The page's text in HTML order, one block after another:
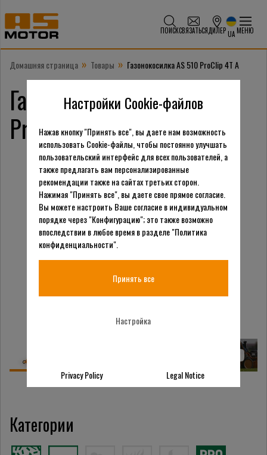
ПОИСКСВЯЗАТЬСЯДИЛЕР UA МЕНЮ
Домашняя страница » Товары » Газонокосилка AS 510 ProClip 4T A
Газонокосилка AS 510
ProClip 4T A
Категории
Настройки Cookie-файлов
Нажав кнопку "Принять все", вы даете нам возможность
использовать Cookie-файлы, чтобы постоянно улучшать
пользовательский интерфейс для всех пользователей, а
также предлагать вам персонализированные
рекомендации также на сайтах третьих сторон.
Нажимая "Принять все", вы даете свое прямое согласие.
Вы можете настроить Ваше согласие в индивидуальном
порядке через "Конфигурацию"; это также возможно
впоследствии в любое время в разделе "Политика
конфиденциальности".
Принять все
Настройка
Privacy Policy Legal Notice